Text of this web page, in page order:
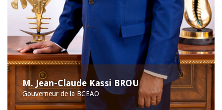
M. Jean-Claude Kassi BROU
Gouverneur de la BCEAO